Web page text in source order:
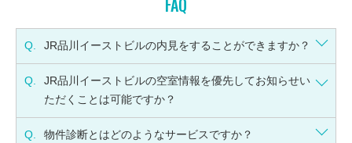
FAQ
Q. JR品川イーストビルの内見をすることができますか？
Q.
JR品川イーストビルの空室情報を優先してお知らせい
ただくことは可能ですか？
Q. 物件診断とはどのようなサービスですか？